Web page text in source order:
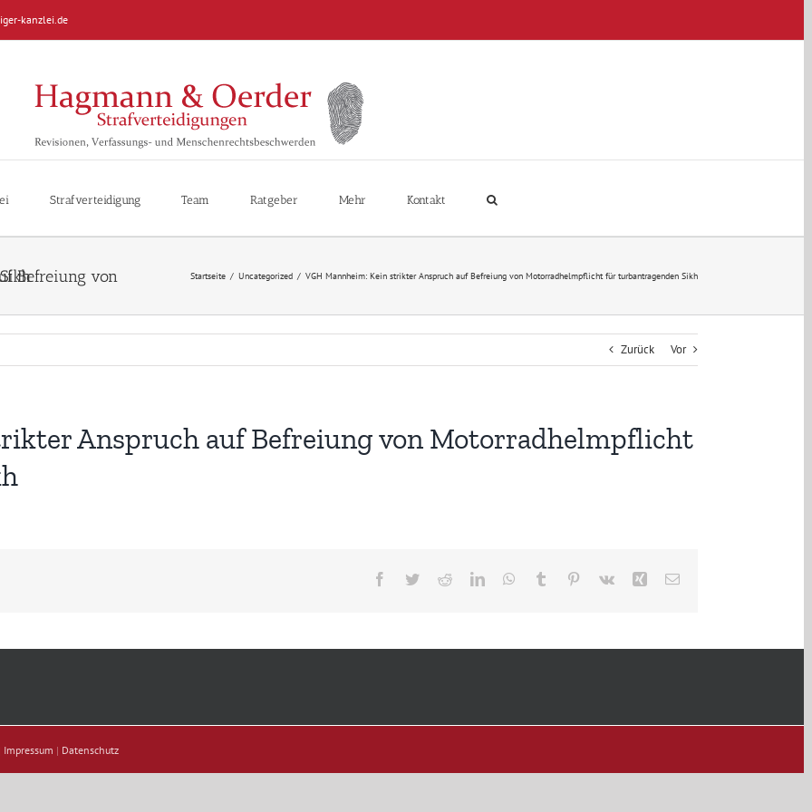
kanzlei.de
Strafverteidigung Team Ratgeber Mehr Kontakt
Sikh Startseite / Uncategorized / VGH Mannheim: Kein strikter Anspruch auf Befreiung von Motorradhelmpflicht für turbantragenden Sikh
Zurück Vor
Anspruch auf Befreiung von Motorradhelmpflicht
Facebook
TwitterRedditLinkedInWhatsApp
Tumblr Pinterest
Vk Xing E-
Impressum | Datenschutz